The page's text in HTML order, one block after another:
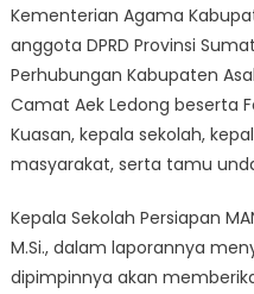
Kementerian Agama
anggota DPRD Provinsi
Perhubungan Kabupaten
Camat Aek Ledong beserta
Kuasan, kepala sekolah,
masyarakat, serta tamu
Kepala Sekolah Persiapan
M.Si., dalam laporannya
dipimpinnya akan